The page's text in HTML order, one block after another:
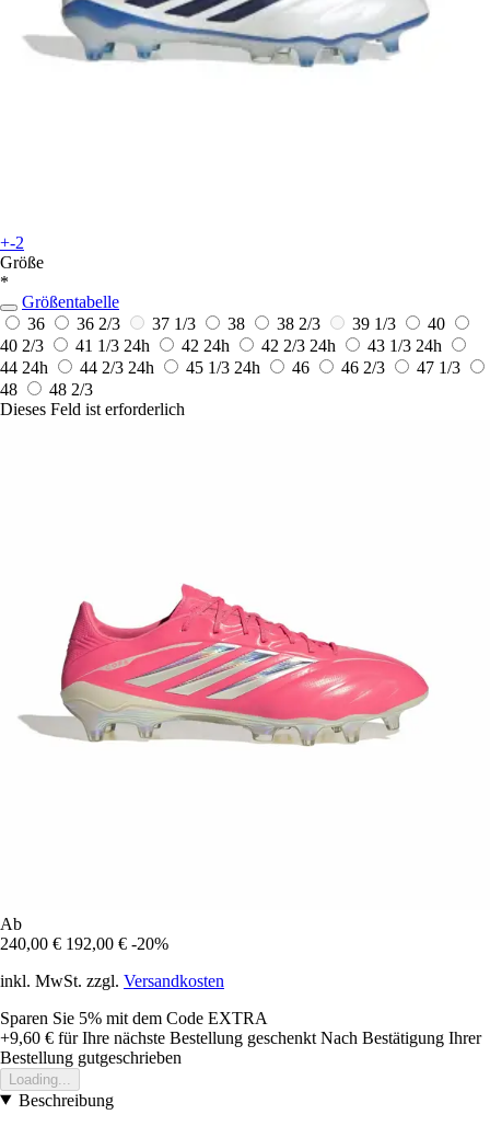
+-2
Größe
*
Größentabelle
36
36 2/3 37 1/3 38 38 2/3 39 1/3
40
40 2/3
41 1/3 24h 42 24h 42 2/3 24h 43 1/3 24h
44 24h 44 2/3 24h 45 1/3 24h 46 46 2/3
47 1/3
48
48 2/3
Dieses Feld ist erforderlich
Ab
240,00 € 192,00 € -20%
inkl. MwSt. zzgl. Versandkosten
Sparen Sie 5% mit dem Code EXTRA
+9,60 € für Ihre nächste Bestellung geschenkt Nach Bestätigung Ihrer
Bestellung gutgeschrieben
Loading...
Beschreibung